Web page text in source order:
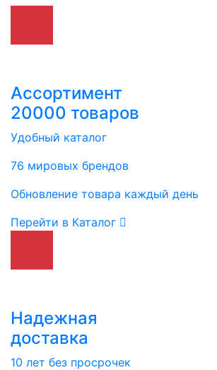
Ассортимент
20000 товаров
Удобный каталог
76 мировых брендов
Обновление товара каждый день
Перейти в Каталог
Надежная
доставка
10 лет без просрочек